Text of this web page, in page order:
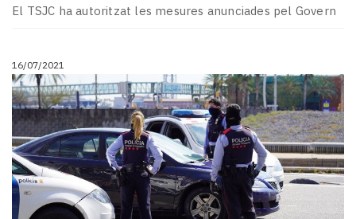
El TSJC ha autoritzat les mesures anunciades pel Govern
16/07/2021